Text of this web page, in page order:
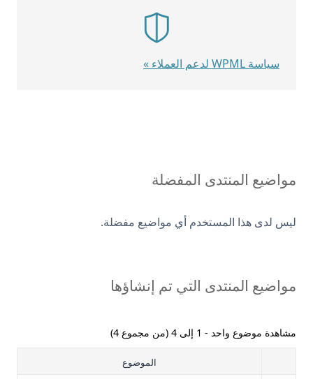
مواضيع المنتدى المفضلة
ليس لدى هذا المستخدم أي مواضيع مفضلة.
مواضيع المنتدى التي تم إنشاؤها
مشاهدة موضوع واحد - 1 إلى 4 (من مجموع 4)
الموضوع
سياسة WPML لدعم العملاء »